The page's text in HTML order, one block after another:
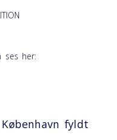
ses her:
fyldt